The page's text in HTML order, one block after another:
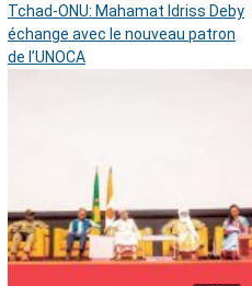
Tchad-ONU: Mahamat Idriss Deby
échange avec le nouveau patron
de l’UNOCA